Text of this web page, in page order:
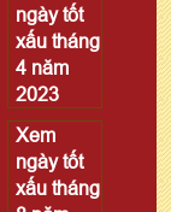
ngày tốt
xấu tháng
4 năm
2023
Xem
ngày tốt
xấu tháng